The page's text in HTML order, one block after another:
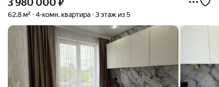
3 980 000 ₽
62,8 м² 4-комн. квартира 3 этаж из 5